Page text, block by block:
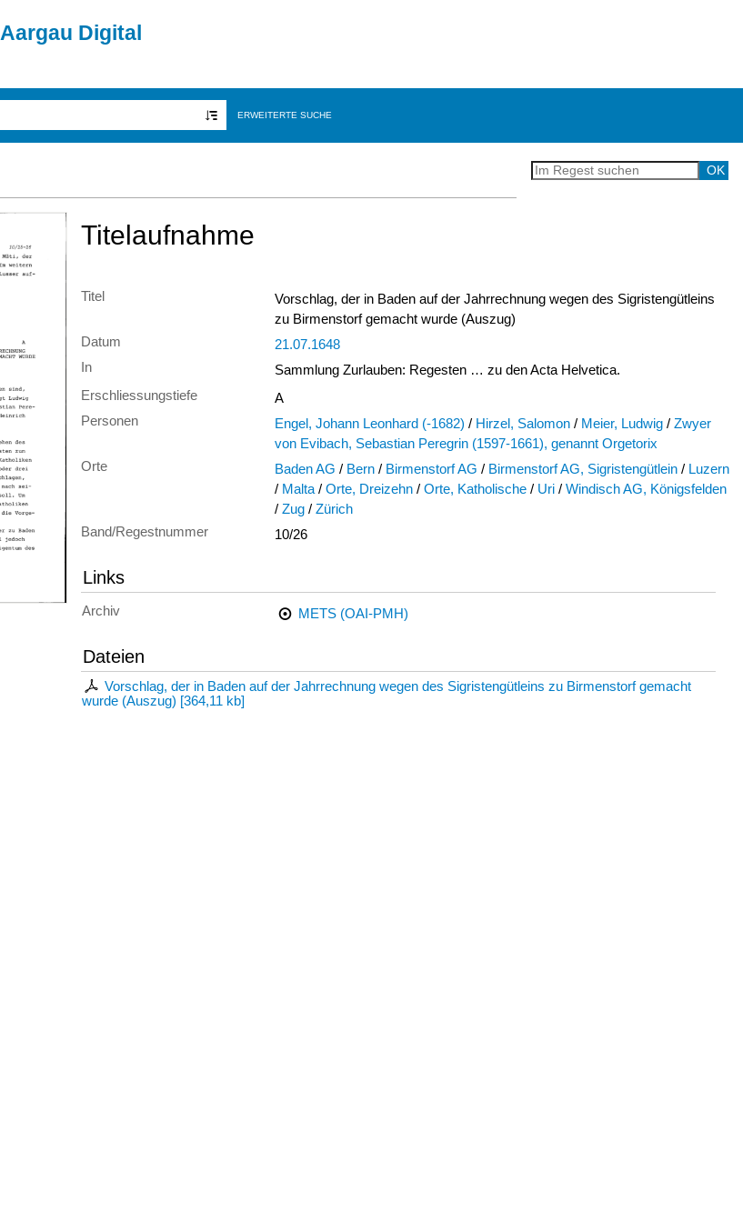
Aargau Digital
ERWEITERTE SUCHE
Titelaufnahme
Titel
Vorschlag, der in Baden auf der Jahrrechnung wegen des Sigristengütleins
zu Birmenstorf gemacht wurde (Auszug)
Datum
21.07.1648
In
Sammlung Zurlauben: Regesten … zu den Acta Helvetica.
Erschliessungstiefe
A
Personen
Engel, Johann Leonhard (-1682) / Hirzel, Salomon / Meier, Ludwig / Zwyer
von Evibach, Sebastian Peregrin (1597-1661), genannt Orgetorix
Orte
Baden AG / Bern / Birmenstorf AG / Birmenstorf AG, Sigristengütlein / Luzern
/ Malta / Orte, Dreizehn / Orte, Katholische / Uri / Windisch AG, Königsfelden
/ Zug / Zürich
Band/Regestnummer
10/26
Links
Archiv METS (OAI-PMH)
Dateien
Vorschlag, der in Baden auf der Jahrrechnung wegen des Sigristengütleins zu Birmenstorf gemacht
wurde (Auszug) [364,11 kb]